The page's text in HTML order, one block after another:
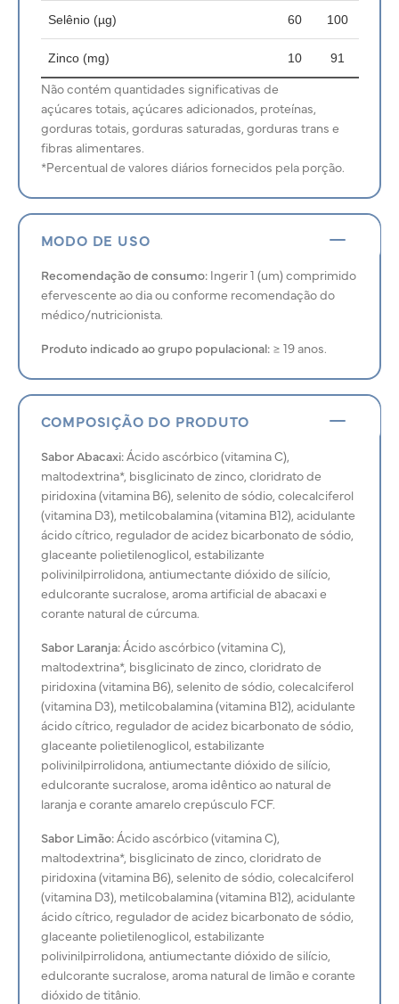
Selênio (µg) 60 100
Zinco (mg) 10 91
Não contém quantidades significativas de
açúcares totais, açúcares adicionados, proteínas,
gorduras totais, gorduras saturadas, gorduras trans e
fibras alimentares.
*Percentual de valores diários fornecidos pela porção.
MODO DE USO
Recomendação de consumo: Ingerir 1 (um) comprimido
efervescente ao dia ou conforme recomendação do
médico/nutricionista.
Produto indicado ao grupo populacional:≥ 19 anos.
COMPOSIÇÃO DO PRODUTO
Sabor Abacaxi:Ácido ascórbico (vitamina C),
maltodextrina*, bisglicinato de zinco, cloridrato de
piridoxina (vitamina B6), selenito de sódio, colecalciferol
(vitamina D3), metilcobalamina (vitamina B12), acidulante
ácido cítrico, regulador de acidez bicarbonato de sódio,
glaceante polietilenoglicol, estabilizante
polivinilpirrolidona, antiumectante dióxido de silício,
edulcorante sucralose, aroma artificial de abacaxi e
corante natural de cúrcuma.
Sabor Laranja:Ácido ascórbico (vitamina C),
maltodextrina*, bisglicinato de zinco, cloridrato de
piridoxina (vitamina B6), selenito de sódio, colecalciferol
(vitamina D3), metilcobalamina (vitamina B12), acidulante
ácido cítrico, regulador de acidez bicarbonato de sódio,
glaceante polietilenoglicol, estabilizante
polivinilpirrolidona, antiumectante dióxido de silício,
edulcorante sucralose, aroma idêntico ao natural de
laranja e corante amarelo crepúsculo FCF.
Sabor Limão:Ácido ascórbico (vitamina C),
maltodextrina*, bisglicinato de zinco, cloridrato de
piridoxina (vitamina B6), selenito de sódio, colecalciferol
(vitamina D3), metilcobalamina (vitamina B12), acidulante
ácido cítrico, regulador de acidez bicarbonato de sódio,
glaceante polietilenoglicol, estabilizante
polivinilpirrolidona, antiumectante dióxido de silício,
edulcorante sucralose, aroma natural de limão e corante
dióxido de titânio.